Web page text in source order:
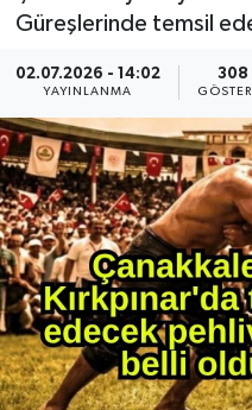
Güreşlerinde temsil
02.07.2026 - 14:02
YAYINLANMA
308
Magazin
Resmi İlanlar
Sağlık
Haber Arşivi